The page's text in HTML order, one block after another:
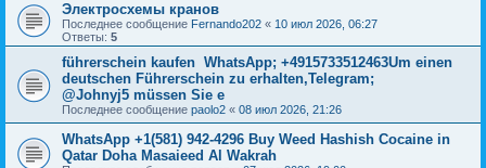
Электросхемы кранов
Последнее сообщение Fernando202 « 10 июл 2026, 06:27
Ответы: 5
führerschein kaufen WhatsApp; +4915733512463Um einen
deutschen Führerschein zu erhalten,Telegram;
@Johnyj5 müssen Sie e
Последнее сообщение paolo2 « 08 июл 2026, 21:26
WhatsApp +1(581) 942-4296 Buy Weed Hashish Cocaine in
Qatar Doha Masaieed Al Wakrah